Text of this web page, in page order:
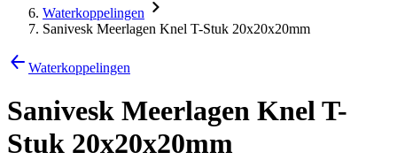
Waterkoppelingen
Sanivesk Meerlagen Knel T-Stuk 20x20x20mm
Waterkoppelingen
Sanivesk Meerlagen Knel T-
Stuk 20x20x20mm